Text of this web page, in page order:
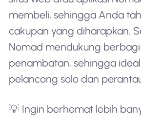
membeli, sehingga Anda
cakupan yang diharapkan.
Nomad mendukung
penambatan, sehingga
pelancong solo dan
💡 Ingin berhemat lebih